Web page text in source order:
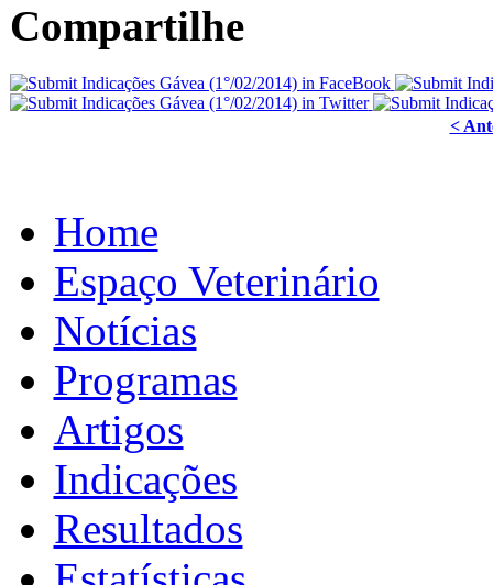
Compartilhe
<
Home
Espaço Veterinário
Notícias
Programas
Artigos
Indicações
Resultados